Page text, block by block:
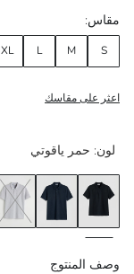
لون: حمر ياقوتي
مقاس:
S
M
L
XL
اعثر على مقاسك
وصف المنتوج